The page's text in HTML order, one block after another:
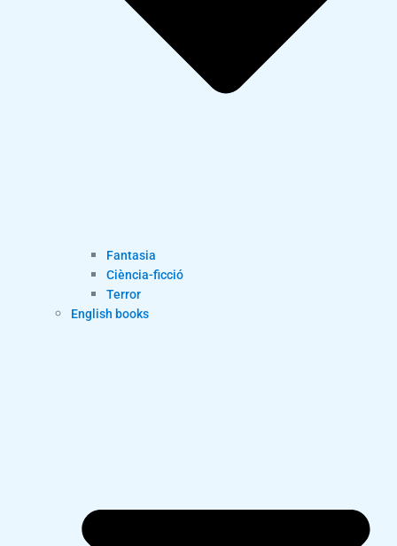
Fantasia
Ciència-ficció
Terror
English books